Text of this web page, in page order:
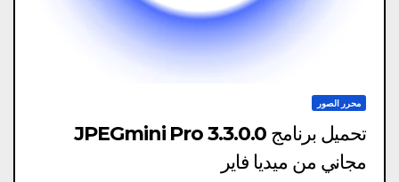
محرر الصور
تحميل برنامج JPEGmini Pro 3.3.0.0
مجاني من ميديا ​​فاير